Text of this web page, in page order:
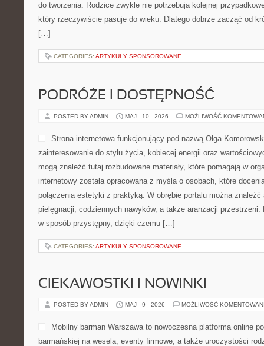
do tworzenia. Rodzice zwykle nie potrzebują kolejnej
który rzeczywiście pasuje do wieku. Dlatego dobrze zacząć od
[…]
CATEGORIES: ARTYKUŁY SPONSOROWANE
PODRÓŻE I DOSTĘPNOŚĆ
POSTED BY ADMIN MAJ - 10 - 2026 MOŻLIWOŚĆ
Strona internetowa funkcjonujący pod nazwą Olga
zainteresowanie do stylu życia, kobiecej energii oraz
mogą znaleźć tutaj rozbudowane materiały, które pomagają w
internetowy została opracowana z myślą o osobach, które
połączenia estetyki z praktyką. W obrębie portalu można znaleźć
pielęgnacji, codziennych nawyków, a także aranżacji przestrzeni.
w sposób przystępny, dzięki czemu […]
CATEGORIES: ARTYKUŁY SPONSOROWANE
CIEKAWOSTKI I NOWINKI
POSTED BY ADMIN MAJ - 9 - 2026 MOŻLIWOŚĆ
Mobilny barman Warszawa to nowoczesna platforma online
barmańskiej na wesela, eventy firmowe, a także uroczystości